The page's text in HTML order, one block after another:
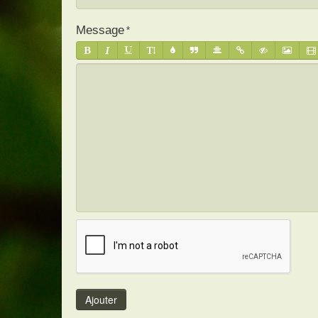
Message